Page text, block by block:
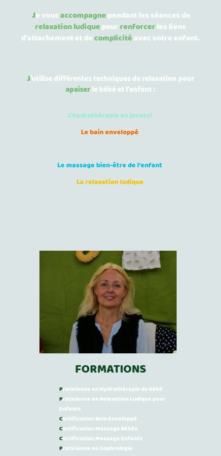
Je vousaccompagnependant les séances de
relaxation ludiquepour renforcerles liens
d'attachement et decomplicitéavec votre enfant.
J'utilise différentes techniques de relaxation pour
apaiserle bébé et l'enfant :
L'hydrothérapie en jacuzzi
Le bain enveloppé
Le massage bien-être de l'enfant
La relaxation ludique
FORMATIONS
Praticienne en Hydrothérapie du bébé
Praticienne en Relaxation Ludique pour
Enfants
Certification Bain Enveloppé
Certification Massage Bébés
Certification Massage Enfants
Praticienne en Sophrologie